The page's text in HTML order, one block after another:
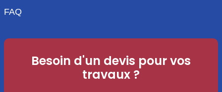
FAQ
Besoin d'un devis pour vos
travaux ?